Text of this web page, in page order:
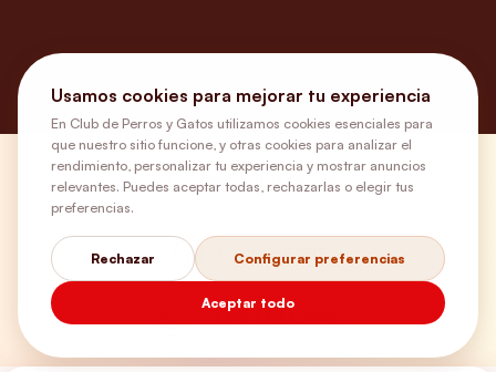
¿Necesitas ayuda?
Envíos Gratis
+56 9 5646 8188
Usamos cookies para mejorar tu experiencia
En Club de Perros y Gatos utilizamos cookies esenciales para
que nuestro sitio funcione, y otras cookies para analizar el
rendimiento, personalizar tu experiencia y mostrar anuncios
relevantes. Puedes aceptar todas, rechazarlas o elegir tus
preferencias.
Rechazar Configurar preferencias
Aceptar todo